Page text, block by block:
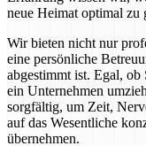
neue Heimat optimal zu
Wir bieten nicht nur
eine persönliche
abgestimmt ist. Egal,
ein Unternehmen
sorgfältig, um Zeit,
auf das Wesentliche
übernehmen.